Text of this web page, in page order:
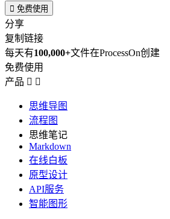
 免费使用
分享
复制链接
每天有100,000+文件在ProcessOn创建
免费使用
产品  
思维导图
流程图
思维笔记
Markdown
在线白板
原型设计
API服务
智能图形